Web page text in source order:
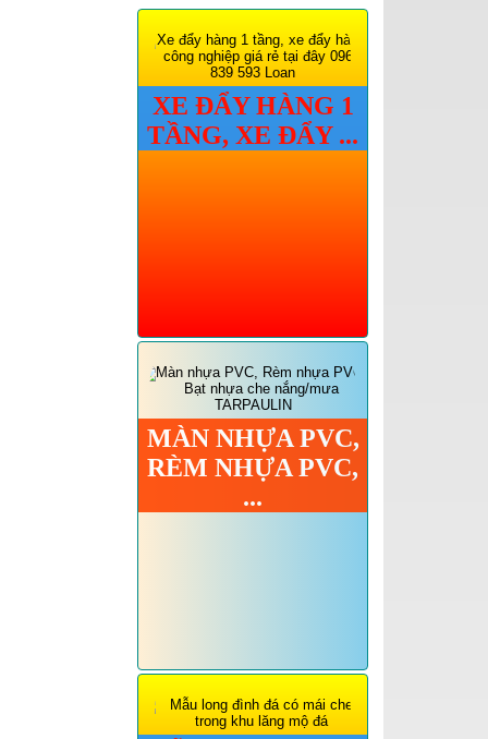
luồn dây điện giá rẻ tại
Đà Nẵng
Bán thùng rác con thú
cực ngộ nghĩnh dùng
cho công viên, trường
học.
XE ĐẨY HÀNG 1
TẦNG, XE ĐẨY ...
MÀN NHỰA PVC,
RÈM NHỰA PVC,
...